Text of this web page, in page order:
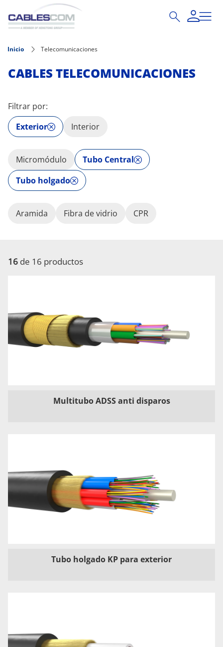
Pasar al contenido principal
Inicio Telecomunicaciones
CABLES TELECOMUNICACIONES
Filtrar por:
Exterior
Interior
Micromódulo
Tubo Central
Tubo holgado
Aramida Fibra de vidrio CPR
16 de 16 productos
Multitubo ADSS anti disparos
Tubo holgado KP para exterior